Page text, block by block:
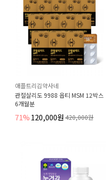
애플트리김약사네
관절살리도 9988 옵티 MSM 12박스
6개월분
71%120,000원 420,000원